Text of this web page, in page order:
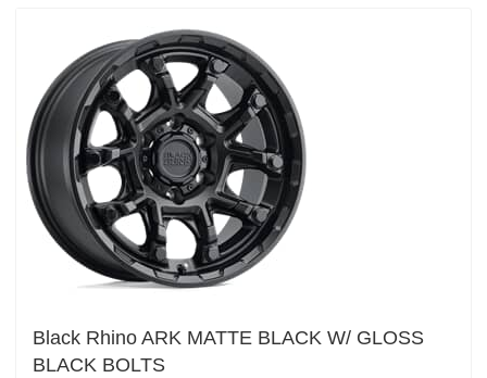
Black Rhino ARK MATTE BLACK W/ GLOSS
BLACK BOLTS